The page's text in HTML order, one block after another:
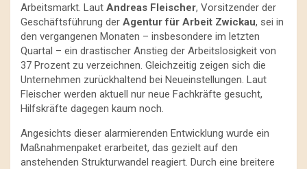
Arbeitsmarkt. Laut Andreas Fleischer, Vorsitzender der
Geschäftsführung der Agentur für Arbeit Zwickau, sei in
den vergangenen Monaten – insbesondere im letzten
Quartal – ein drastischer Anstieg der Arbeitslosigkeit von
37 Prozent zu verzeichnen. Gleichzeitig zeigen sich die
Unternehmen zurückhaltend bei Neueinstellungen. Laut
Fleischer werden aktuell nur neue Fachkräfte gesucht,
Hilfskräfte dagegen kaum noch.
Angesichts dieser alarmierenden Entwicklung wurde ein
Maßnahmenpaket erarbeitet, das gezielt auf den
anstehenden Strukturwandel reagiert. Durch eine breitere